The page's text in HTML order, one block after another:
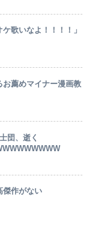
歌いなよ！！！！」
お薦めマイナー漫画教
団、逝く
傑作がない